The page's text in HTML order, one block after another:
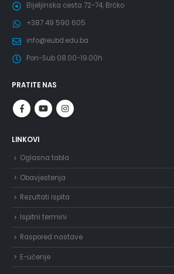
Bijeljinska cesta 72-74, Brčko
+387 49 590 605
info@eubd.edu.ba
Pon-Sub 08.00-19.00h
PRATITE NAS
LINKOVI
Oglasna tabla
Obavjestenja
Rezultati ispita
Ispitni termini
Raspored nastave
E-učenje